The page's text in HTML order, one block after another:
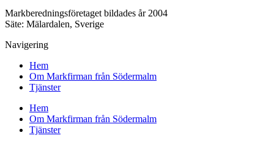
Markberedningsföretaget bildades år 2004
Säte: Mälardalen, Sverige
Navigering
Hem
Om Markfirman från Södermalm
Tjänster
Hem
Om Markfirman från Södermalm
Tjänster